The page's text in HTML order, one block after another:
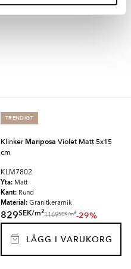
TRENDIGT
KlinkerMariposa Violet Matt 5x15
cm
KLM7802
Yta: Matt
Kant: Rund
Material: Granitkeramik
829SEK/m2
1169SEK/m2-29%
LÄGG I VARUKORG